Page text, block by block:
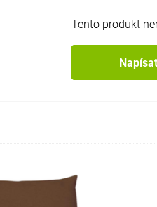
Tento produkt